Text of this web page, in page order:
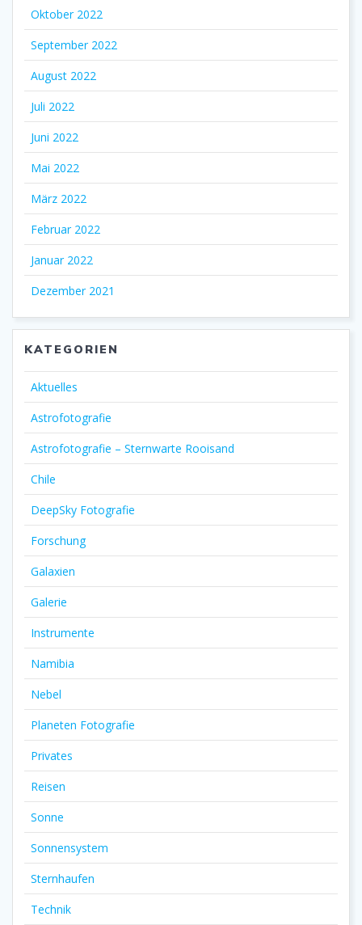
Oktober 2022
September 2022
August 2022
Juli 2022
Juni 2022
Mai 2022
März 2022
Februar 2022
Januar 2022
Dezember 2021
KATEGORIEN
Aktuelles
Astrofotografie
Astrofotografie – Sternwarte Rooisand
Chile
DeepSky Fotografie
Forschung
Galaxien
Galerie
Instrumente
Namibia
Nebel
Planeten Fotografie
Privates
Reisen
Sonne
Sonnensystem
Sternhaufen
Technik